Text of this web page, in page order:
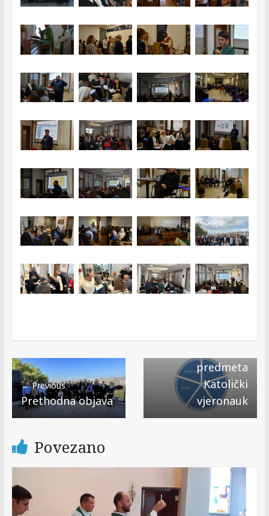
← Previous
Prethodna objava
predmeta
Katolički
vjeronauk
Povezano